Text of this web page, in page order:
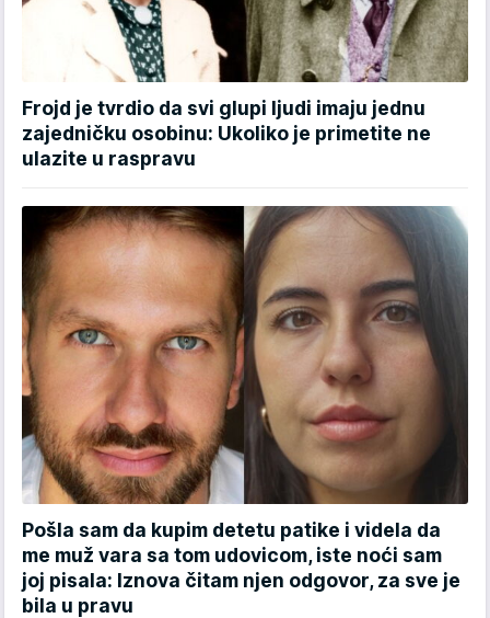
Frojd je tvrdio da svi glupi ljudi imaju jednu
zajedničku osobinu: Ukoliko je primetite ne
ulazite u raspravu
Pošla sam da kupim detetu patike i videla da
me muž vara sa tom udovicom, iste noći sam
joj pisala: Iznova čitam njen odgovor, za sve je
bila u pravu